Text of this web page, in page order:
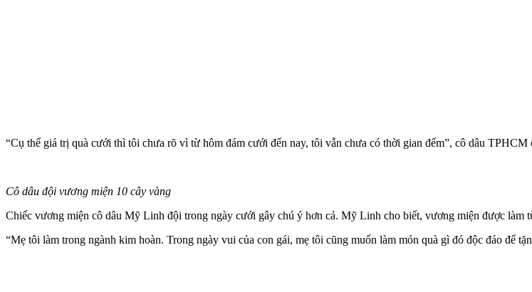
“Cụ thể giá trị quà cưới thì tôi chưa rõ vì từ hôm đám cưới đến nay, tôi vẫn chưa có thời gian đếm”, cô dâu TPHCM
Cô dâu đội vương miện 10 cây vàng
Chiếc vương miện cô dâu Mỹ Linh đội trong ngày cưới gây chú ý hơn cả. Mỹ Linh cho biết, vương miện được làm
“Mẹ tôi làm trong ngành kim hoàn. Trong ngày vui của con gái, mẹ tôi cũng muốn làm món quà gì đó độc đáo để